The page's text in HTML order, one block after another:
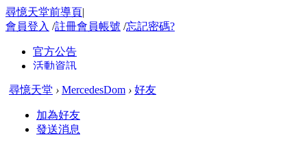
尋憶天堂前導頁|
會員登入 /註冊會員帳號 /忘記密碼?
尋憶天堂 › MercedesDom › 好友
加為好友
發送消息